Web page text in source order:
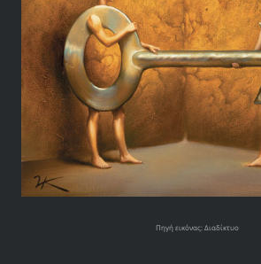
Πηγή εικόνας: Διαδίκτυο